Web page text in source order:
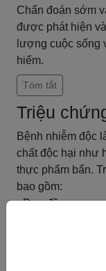
Chẩn đoán sớm
được phát hiện
lượng cuộc sống
hiểm.
Tóm tắt
Triệu
Bệnh nhiễm độc
chất độc hại như
thực phẩm bẩn.
bao gồm:
- Đau đầu